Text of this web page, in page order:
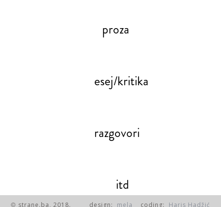
proza
esej/kritika
razgovori
itd
© strane.ba, 2018. design: mela coding: Haris Hadžić